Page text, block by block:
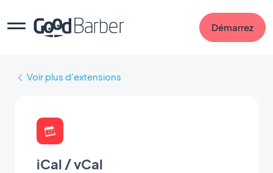
Démarrez
Voir plus d'extensions
iCal / vCal